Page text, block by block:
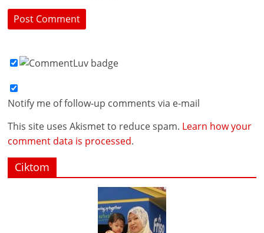
Notify me of follow-up comments via e-mail
This site uses Akismet to reduce spam. Learn how your
comment data is processed.
Ciktom